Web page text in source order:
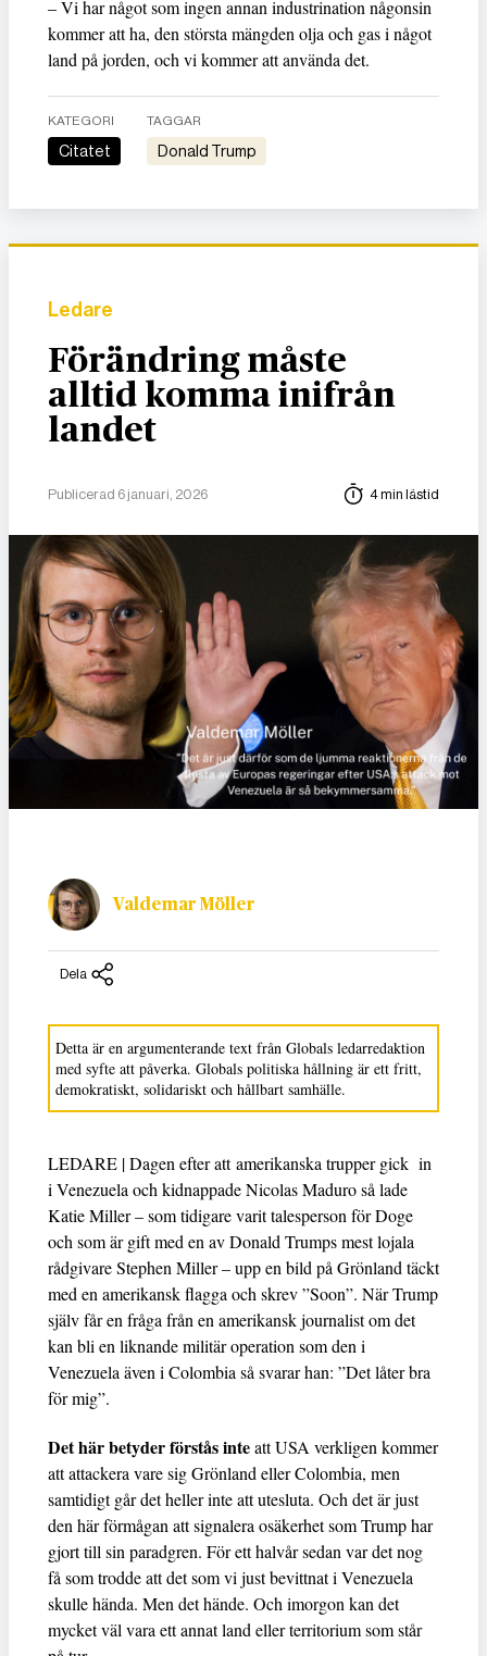
– Vi har något som ingen annan industrination någonsin
kommer att ha, den största mängden olja och gas i något
land på jorden, och vi kommer att använda det.
KATEGORI
Citatet
TAGGAR
Donald Trump
Ledare
Förändring måste
alltid komma inifrån
landet
Publicerad 6 januari, 2026 4 min lästid
Valdemar Möller
Dela
Detta är en argumenterande text från Globals ledarredaktion
med syfte att påverka. Globals politiska hållning är ett fritt,
demokratiskt, solidariskt och hållbart samhälle.
LEDARE | Dagen efter att amerikanska trupper gick in
i Venezuela och kidnappade Nicolas Maduro så lade
Katie Miller – som tidigare varit talesperson för Doge
och som är gift med en av Donald Trumps mest lojala
rådgivare Stephen Miller – upp en bild på Grönland täckt
med en amerikansk flagga och skrev ”Soon”. När Trump
själv får en fråga från en amerikansk journalist om det
kan bli en liknande militär operation som den i
Venezuela även i Colombia så svarar han: ”Det låter bra
för mig”.
Det här betyder förstås inteatt USA verkligen kommer
att attackera vare sig Grönland eller Colombia, men
samtidigt går det heller inte att utesluta. Och det är just
den här förmågan att signalera osäkerhet som Trump har
gjort till sin paradgren. För ett halvår sedan var det nog
få som trodde att det som vi just bevittnat i Venezuela
skulle hända. Men det hände. Och imorgon kan det
mycket väl vara ett annat land eller territorium som står
DET GLOBALA PRESSTÖDET PRENUMERERA